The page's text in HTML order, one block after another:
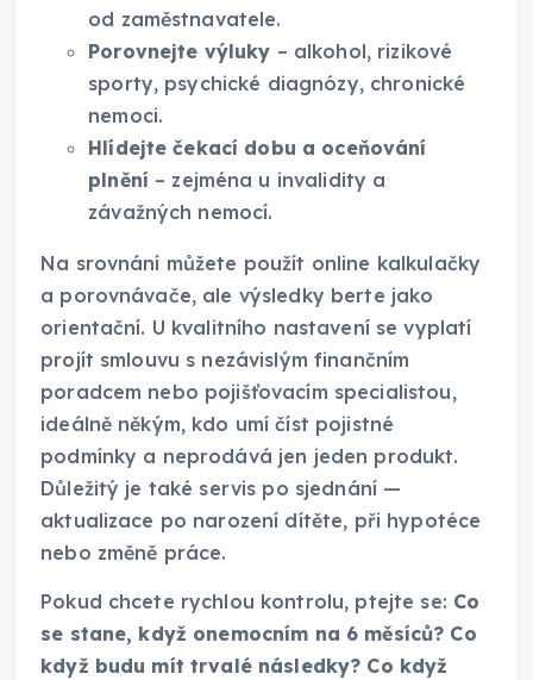
od zaměstnavatele.
Porovnejte výluky – alkohol, rizikové
sporty, psychické diagnózy, chronické
nemoci.
Hlídejte čekací dobu a oceňování
plnění – zejména u invalidity a
závažných nemocí.
Na srovnání můžete použít online kalkulačky
a porovnávače, ale výsledky berte jako
orientační. U kvalitního nastavení se vyplatí
projít smlouvu s nezávislým finančním
poradcem nebo pojišťovacím specialistou,
ideálně někým, kdo umí číst pojistné
podmínky a neprodává jen jeden produkt.
Důležitý je také servis po sjednání —
aktualizace po narození dítěte, při hypotéce
nebo změně práce.
Pokud chcete rychlou kontrolu, ptejte se: Co
se stane, když onemocním na 6 měsíců? Co
když budu mít trvalé následky? Co když